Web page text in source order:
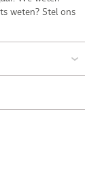
weten? Stel ons